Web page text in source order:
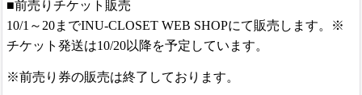
■前売りチケット販売
10/1～20までINU-CLOSET WEB SHOPにて販売します。
※
チケット発送は10/20以降を予定しています。
※前売り券の販売は終了しております。